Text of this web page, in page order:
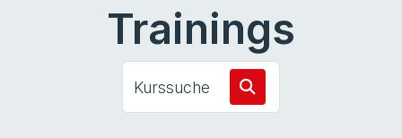
Trainings
Kurssuche